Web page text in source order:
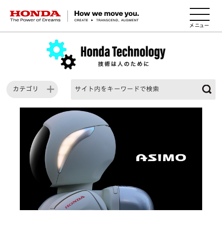
HONDA The Power of Dreams
カテゴリ